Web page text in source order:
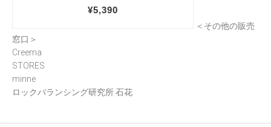
＜その他の販売
窓口＞
Creema
STORES
minne
ロックバランシング研究所 石花